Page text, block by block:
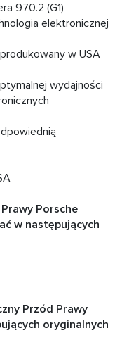
970.2 (G1)
elektronicznej
w USA
wydajności
Porsche
w następujących
Przód Prawy
oryginalnych